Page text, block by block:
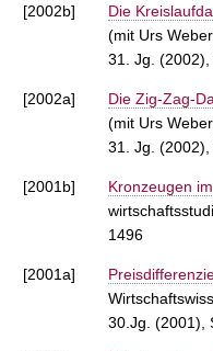
[2002b]
Die
(mit Urs
31. Jg. (2002),
[2002a]
Die Zig-Zag-
(mit Urs
31. Jg. (2002),
[2001b] Kronzeugen
1496
[2001a]
30.Jg. (2001),